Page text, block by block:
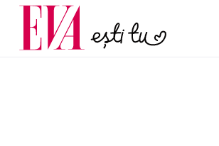
Carieră
Actualitate